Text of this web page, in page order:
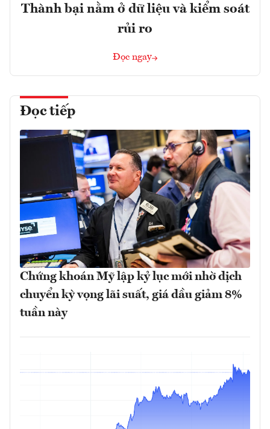
Thành bại nằm ở dữ liệu và kiểm soát
rủi ro
Đọc ngay
Đọc tiếp
Chứng khoán Mỹ lập kỷ lục mới nhờ dịch
chuyển kỳ vọng lãi suất, giá dầu giảm 8%
tuần này